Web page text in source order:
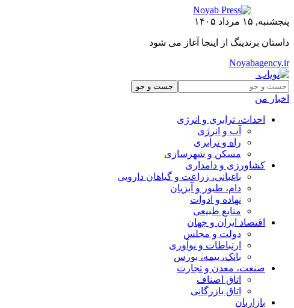
پنجشنبه, ۱۵ مرداد ۱۴۰۵
داستان برندینگ از اینجا آغاز می شود
Noyabagency.ir
اخبار من
احداث، ترابری و انرژی
آب و انرژی
راه و ترابری
مسکن و شهرسازی
کشاورزی و دامداری
باغبانی، زراعت و گیاهان دارویی
دام، طیور و آبزیان
نهاده و ادوات
منابع طبیعی
اقتصاد ایران و جهان
دولت و مجلس
ارتباطات و نوآوری
بانک، بیمه، بورس
صنعت، معدن و تجارت
اتاق اصناف
اتاق بازرگانی
بازاربان